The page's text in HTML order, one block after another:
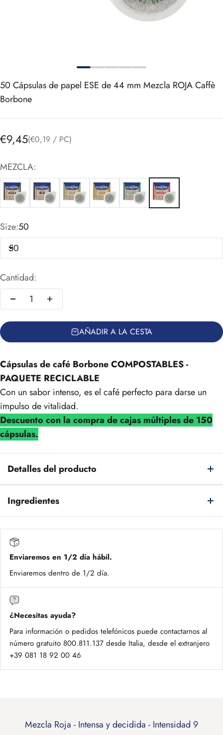
50 Cápsulas de papel ESE de 44 mm Mezcla ROJA Caffè
Borbone
Precio de oferta
€9,45(€0,19 / PC)
MEZCLA:
Size:50
50
Cantidad:
AÑADIR A LA CESTA
Cápsulas de café Borbone COMPOSTABLES -
PAQUETE RECICLABLE
Con un sabor intenso, es el café perfecto para darse un
impulso de vitalidad.
Descuento con la compra de cajas múltiples de 150
cápsulas.
Detalles del producto
Ingredientes
Enviaremos en 1/2 día hábil.
Enviaremos dentro de 1/2 día.
¿Necesitas ayuda?
Para información o pedidos telefónicos puede contactarnos al
número gratuito 800.811.137 desde Italia, desde el extranjero
+39 081 18 92 00 46
Mezcla Roja - Intensa y decidida - Intensidad 9